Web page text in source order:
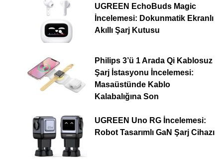
UGREEN EchoBuds Magic
İncelemesi: Dokunmatik Ekranlı
Akıllı Şarj Kutusu
Philips 3’ü 1 Arada Qi Kablosuz
Şarj İstasyonu İncelemesi:
Masaüstünde Kablo
Kalabalığına Son
UGREEN Uno RG İncelemesi:
Robot Tasarımlı GaN Şarj Cihazı